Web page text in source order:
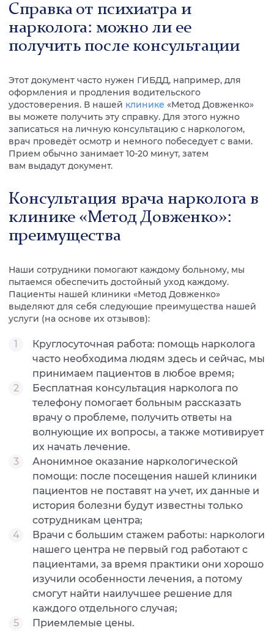
Справка от психиатра и
нарколога: можно ли ее
получить после консультации
Этот документ часто нужен ГИБДД, например, для
оформления и продления водительского
удостоверения. В нашей клинике «Метод Довженко»
вы можете получить эту справку. Для этого нужно
записаться на личную консультацию с наркологом,
врач проведёт осмотр и немного побеседует с вами.
Прием обычно занимает 10-20 минут, затем
вам выдадут документ.
Консультация врача нарколога в
клинике «Метод Довженко»:
преимущества
Наши сотрудники помогают каждому больному, мы
пытаемся обеспечить достойный уход каждому.
Пациенты нашей клиники «Метод Довженко»
выделяют для себя следующие преимущества нашей
услуги (на основе их отзывов):
Круглосуточная работа: помощь нарколога
часто необходима людям здесь и сейчас, мы
принимаем пациентов в любое время;
Бесплатная консультация нарколога по
телефону помогает больным рассказать
врачу о проблеме, получить ответы на
волнующие их вопросы, а также мотивирует
их начать лечение.
Анонимное оказание наркологической
помощи: после посещения нашей клиники
пациентов не поставят на учет, их данные и
история болезни будут известны только
сотрудникам центра;
Врачи с большим стажем работы: наркологи
нашего центра не первый год работают с
пациентами, за время практики они хорошо
изучили особенности лечения, а потому
смогут найти наилучшее решение для
каждого отдельного случая;
Приемлемые цены.